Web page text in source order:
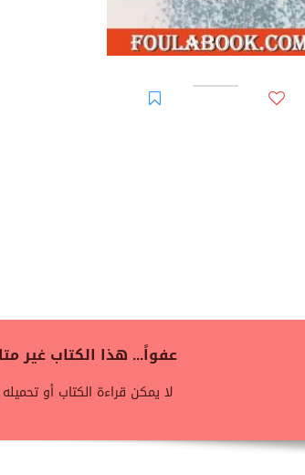
عفواً... هذا الكتاب غير
لا يمكن قراءة الكتاب أو